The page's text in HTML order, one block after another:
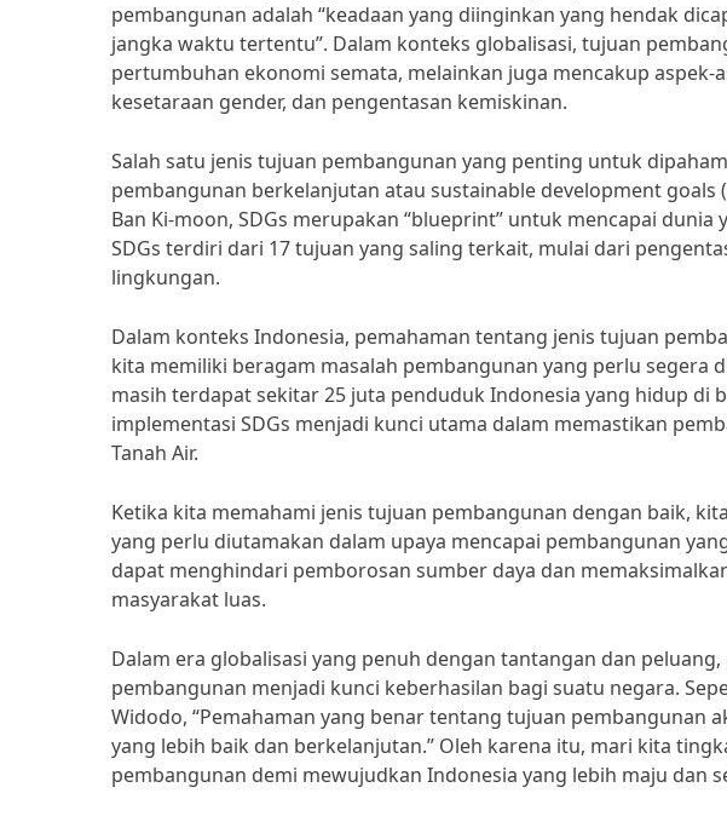
pembangunan adalah “keadaan yang diinginkan yang hendak
jangka waktu tertentu”. Dalam konteks globalisasi, tujuan
pertumbuhan ekonomi semata, melainkan juga mencakup
kesetaraan gender, dan pengentasan kemiskinan.
Salah satu jenis tujuan pembangunan yang penting untuk
pembangunan berkelanjutan atau sustainable development goals
Ban Ki-moon, SDGs merupakan “blueprint” untuk mencapai
SDGs terdiri dari 17 tujuan yang saling terkait, mulai dari
lingkungan.
Dalam konteks Indonesia, pemahaman tentang jenis tujuan
kita memiliki beragam masalah pembangunan yang perlu segera
masih terdapat sekitar 25 juta penduduk Indonesia yang hidup di
implementasi SDGs menjadi kunci utama dalam memastikan
Tanah Air.
Ketika kita memahami jenis tujuan pembangunan dengan baik,
yang perlu diutamakan dalam upaya mencapai pembangunan
dapat menghindari pemborosan sumber daya dan
masyarakat luas.
Dalam era globalisasi yang penuh dengan tantangan dan
pembangunan menjadi kunci keberhasilan bagi suatu negara.
Widodo, “Pemahaman yang benar tentang tujuan pembangunan
yang lebih baik dan berkelanjutan.” Oleh karena itu, mari kita
pembangunan demi mewujudkan Indonesia yang lebih maju dan